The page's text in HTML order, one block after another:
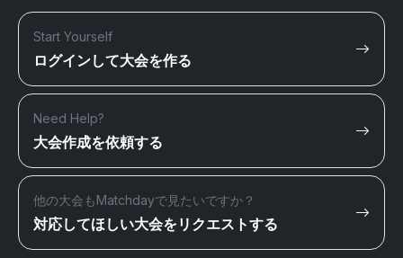
Start Yourself
ログインして大会を作る
Need Help?
大会作成を依頼する
他の大会もMatchdayで見たいですか？
対応してほしい大会をリクエストする